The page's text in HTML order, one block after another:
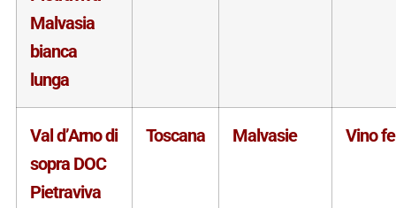
Malvasia
bianca
lunga
Val d’Arno di
sopra DOC
Pietraviva
Toscana Malvasie Vino